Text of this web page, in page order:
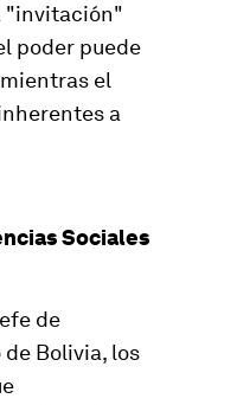
"invitación"
poder puede
el
a
Sociales
de
Bolivia, los